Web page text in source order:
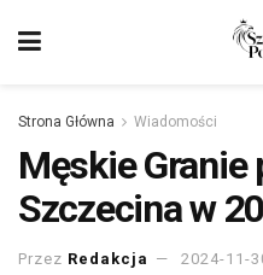
Strona Główna Wiadomości
Męskie Granie
Szczecina w
Przez Redakcja 2024-11-